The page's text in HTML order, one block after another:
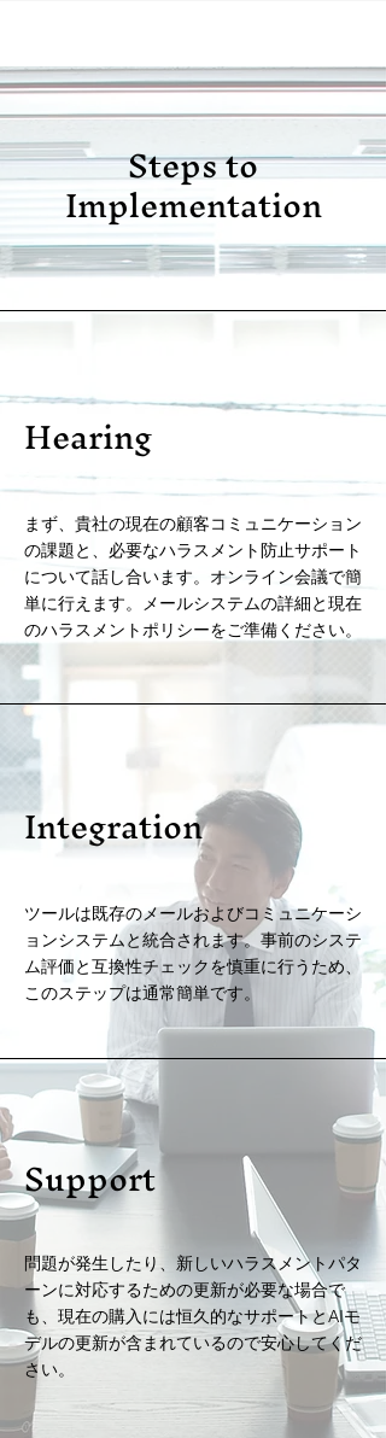
Steps to
Implementation
Hearing
まず、貴社の現在の顧客コミュニケーション
の課題と、必要なハラスメント防止サポート
について話し合います。オンライン会議で簡
単に行えます。メールシステムの詳細と現在
のハラスメントポリシーをご準備ください。
Integration
ツールは既存のメールおよびコミュニケーシ
ョンシステムと統合されます。事前のシステ
ム評価と互換性チェックを慎重に行うため、
このステップは通常簡単です。
Support
問題が発生したり、新しいハラスメントパタ
ーンに対応するための更新が必要な場合で
も、現在の購入には恒久的なサポートとAIモ
デルの更新が含まれているので安心してくだ
さい。